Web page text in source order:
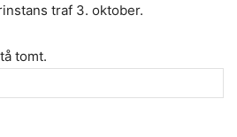
traf 3. oktober.
tomt.